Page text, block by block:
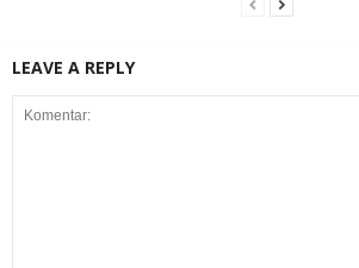
LEAVE A REPLY